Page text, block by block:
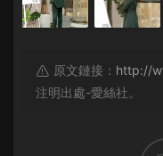
原文鏈接： http://
注明出處-愛絲社。